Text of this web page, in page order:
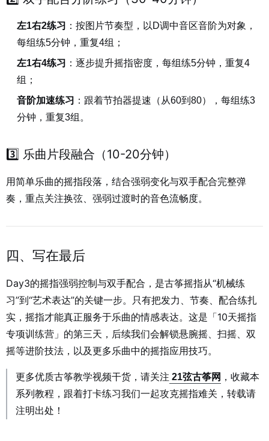
左1右2练习 ：按图片节奏型，以D调中音区音阶为对象，
每组练5分钟，重复4组；
左1右4练习 ：逐步提升摇指密度，每组练5分钟，重复4
组；
音阶加速练习 ：跟着节拍器提速（从60到80），每组练3
分钟，重复3组。
3️⃣ 乐曲片段融合（10-20分钟）
用简单乐曲的摇指段落，结合强弱变化与双手配合完整弹
奏，重点关注换弦、强弱过渡时的音色流畅度。
四、写在最后
Day3的摇指强弱控制与双手配合，是古筝摇指从“机械练
习”到“艺术表达”的关键一步。只有把发力、节奏、配合练扎
实，摇指才能真正服务于乐曲的情感表达。这是「10天摇指
专项训练营」的第三天，后续我们会解锁悬腕摇、扫摇、双
摇等进阶技法，以及更多乐曲中的摇指应用技巧。
更多优质古筝教学视频干货，请关注 21弦古筝网 ，收藏本
系列教程，跟着打卡练习我们一起攻克摇指难关，转载请
注明出处！